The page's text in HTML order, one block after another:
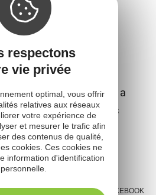
classé "l'un des Plus
Saint-Côme-d'Olt a
infrastructure avec ses
ville) et son enceinte
portes.
FACEBOOK
respectons
vie privée
optimal, vous offrir
relatives aux réseaux
votre expérience de
et mesurer le trafic afin
des contenus de qualité,
cookies. Ces cookies ne
information d'identification
personnelle.